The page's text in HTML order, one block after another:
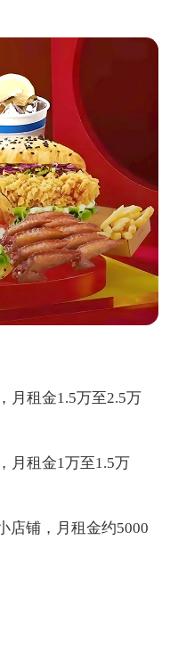
租金1.5万至2.5万
租金1万至1.5万
铺，月租金约5000